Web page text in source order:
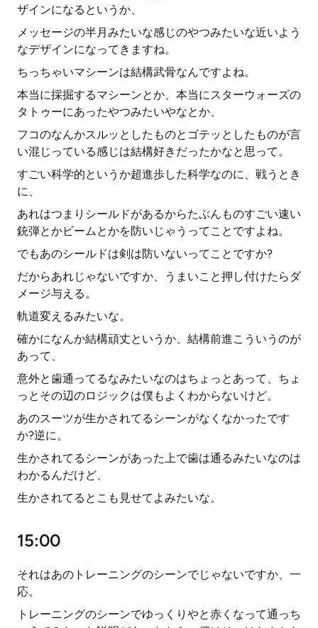
ザインになるというか、
メッセージの半月みたいな感じのやつみたいな近いよう
なデザインになってきますね。
ちっちゃいマシーンは結構武骨なんですよね。
本当に採掘するマシーンとか、本当にスターウォーズの
タトゥーにあったやつみたいやなとか、
フコのなんかスルッとしたものとゴテッとしたものが言
い混じっている感じは結構好きだったかなと思って。
すごい科学的というか超進歩した科学なのに、戦うとき
に、
あれはつまりシールドがあるからたぶんものすごい速い
銃弾とかビームとかを防いじゃうってことですよね。
でもあのシールドは剣は防いないってことですか?
だからあれじゃないですか、うまいこと押し付けたらダ
メージ与える。
軌道変えるみたいな。
確かになんか結構頑丈というか、結構前進こういうのが
あって、
意外と歯通ってるなみたいなのはちょっとあって、ちょ
っとその辺のロジックは僕もよくわからないけど。
あのスーツが生かされてるシーンがなくなかったです
か?逆に。
生かされてるシーンがあった上で歯は通るみたいなのは
わかるんだけど、
生かされてるとこも見せてよみたいな。
15:00
それはあのトレーニングのシーンでじゃないですか、一
応。
トレーニングのシーンでゆっくりやと赤くなって通っち